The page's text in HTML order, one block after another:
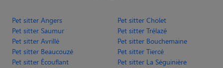
Pet sitter Angers
Pet sitter Cholet
Pet sitter Saumur
Pet sitter Trélazé
Pet sitter Avrillé
Pet sitter Bouchemaine
Pet sitter Beaucouzé
Pet sitter Tiercé
Pet sitter Écouflant
Pet sitter La Séguinière